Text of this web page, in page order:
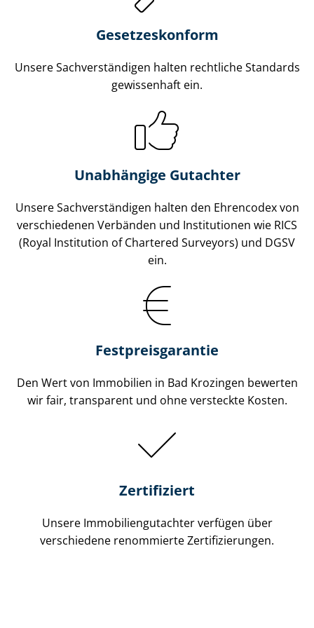
Gesetzes­konform
Unsere Sach­ver­stän­di­gen halten rechtliche Standards
gewissenhaft ein.
Unabhängige Gutachter
Unsere Sach­ver­stän­di­gen halten den Ehrencodex von
verschiedenen Verbänden und Institutionen wie RICS
(Royal Institution of Chartered Surveyors) und DGSV
ein.
Festpreis​garantie
Den Wert von Immobilien in Bad Krozingen bewerten
wir fair, transparent und ohne versteckte Kosten.
Zertifiziert
Unsere Immobilien­gutachter verfügen über
verschiedene renommierte Zer­ti­fi­zie­run­gen.